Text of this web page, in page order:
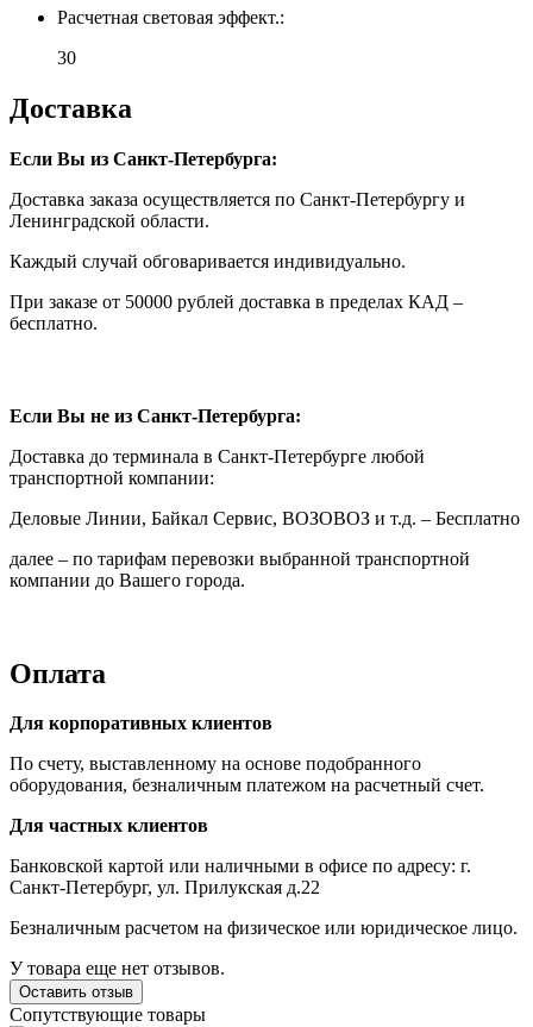
Расчетная световая эффект.:
30
Доставка
Если Вы из Санкт-Петербурга:
Доставка заказа осуществляется по Санкт-Петербургу и
Ленинградской области.
Каждый случай обговаривается индивидуально.
При заказе от 50000 рублей доставка в пределах КАД –
бесплатно.
Если Вы не из Санкт-Петербурга:
Доставка до терминала в Санкт-Петербурге любой
транспортной компании:
Деловые Линии, Байкал Сервис, ВОЗОВОЗ и т.д. – Бесплатно
далее – по тарифам перевозки выбранной транспортной
компании до Вашего города.
Оплата
Для корпоративных клиентов
По счету, выставленному на основе подобранного
оборудования, безналичным платежом на расчетный счет.
Для частных клиентов
Банковской картой или наличными в офисе по адресу: г.
Санкт-Петербург, ул. Прилукская д.22
Безналичным расчетом на физическое или юридическое лицо.
У товара еще нет отзывов.
Оставить отзыв
Сопутствующие товары